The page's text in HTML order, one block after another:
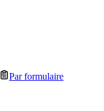
Par formulaire